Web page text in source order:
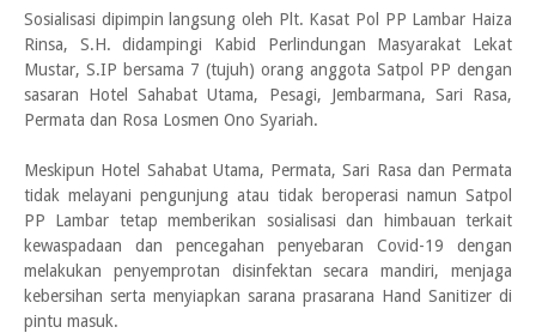
Sosialisasi dipimpin langsung oleh Plt. Kasat Pol PP Lambar Haiza
Rinsa, S.H. didampingi Kabid Perlindungan Masyarakat Lekat
Mustar, S.IP bersama 7 (tujuh) orang anggota Satpol PP dengan
sasaran Hotel Sahabat Utama, Pesagi, Jembarmana, Sari Rasa,
Permata dan Rosa Losmen Ono Syariah.
Meskipun Hotel Sahabat Utama, Permata, Sari Rasa dan Permata
tidak melayani pengunjung atau tidak beroperasi namun Satpol
PP Lambar tetap memberikan sosialisasi dan himbauan terkait
kewaspadaan dan pencegahan penyebaran Covid-19 dengan
melakukan penyemprotan disinfektan secara mandiri, menjaga
kebersihan serta menyiapkan sarana prasarana Hand Sanitizer di
pintu masuk.